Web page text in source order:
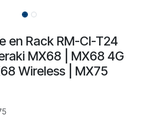
en Rack RM-CI-T24
MX68 | MX68 4G
Wireless | MX75